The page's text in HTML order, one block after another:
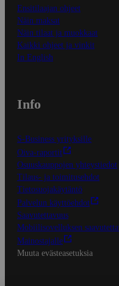
Ensitilaajan ohjeet
Näin maksat
Näin tilaat ja muokkaat
Kaikki ohjeet ja vinkit
In English
Info
S-Business yrityksille
Oiva-raportit
Osuuskauppojen yhteystiedot
Tilaus- ja toimitusehdot
Tietosuojakäytäntö
Palvelun käyttöehdot
Saavutettavuus
Mobiilisovelluksen
Mainostajalle
Muuta evästeasetuksia